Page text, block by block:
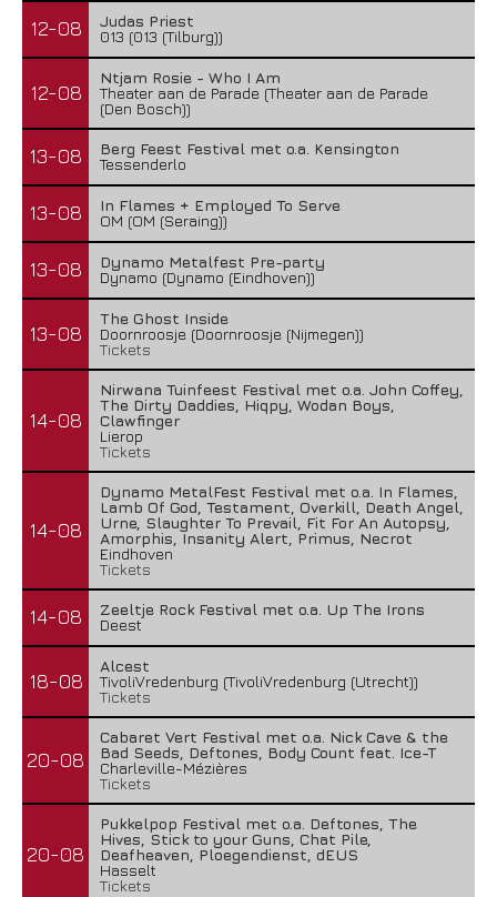
12-08
Judas Priest
013 (013 (Tilburg))
12-08
Ntjam Rosie - Who I Am
Theater aan de Parade (Theater aan de Parade
(Den Bosch))
13-08
Berg Feest Festival met o.a. Kensington
Tessenderlo
13-08
In Flames + Employed To Serve
OM (OM (Seraing))
13-08
Dynamo Metalfest Pre-party
Dynamo (Dynamo (Eindhoven))
13-08
The Ghost Inside
Doornroosje (Doornroosje (Nijmegen))
Tickets
14-08
Nirwana Tuinfeest Festival met o.a. John Coffey,
The Dirty Daddies, Hiqpy, Wodan Boys,
Clawfinger
Lierop
Tickets
14-08
Dynamo MetalFest Festival met o.a. In Flames,
Lamb Of God, Testament, Overkill, Death Angel,
Urne, Slaughter To Prevail, Fit For An Autopsy,
Amorphis, Insanity Alert, Primus, Necrot
Eindhoven
Tickets
14-08
Zeeltje Rock Festival met o.a. Up The Irons
Deest
18-08
Alcest
TivoliVredenburg (TivoliVredenburg (Utrecht))
Tickets
20-08
Cabaret Vert Festival met o.a. Nick Cave & the
Bad Seeds, Deftones, Body Count feat. Ice-T
Charleville-Mézières
Tickets
20-08
Pukkelpop Festival met o.a. Deftones, The
Hives, Stick to your Guns, Chat Pile,
Deafheaven, Ploegendienst, dEUS
Hasselt
Tickets